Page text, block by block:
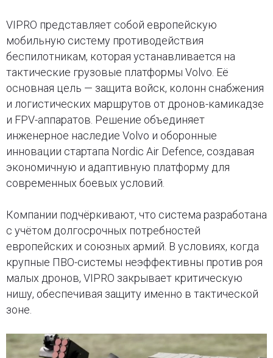
VIPRO представляет собой европейскую
мобильную систему противодействия
беспилотникам, которая устанавливается на
тактические грузовые платформы Volvo. Её
основная цель — защита войск, колонн снабжения
и логистических маршрутов от дронов-камикадзе
и FPV-аппаратов. Решение объединяет
инженерное наследие Volvo и оборонные
инновации стартапа Nordic Air Defence, создавая
экономичную и адаптивную платформу для
современных боевых условий.
Компании подчёркивают, что система разработана
с учётом долгосрочных потребностей
европейских и союзных армий. В условиях, когда
крупные ПВО-системы неэффективны против роя
малых дронов, VIPRO закрывает критическую
нишу, обеспечивая защиту именно в тактической
зоне.